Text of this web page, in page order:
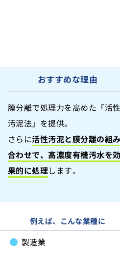
おすすめな理由
膜分離で処理力を高めた「活性
汚泥法」を提供。
さらに活性汚泥と膜分離の組み
合わせで、高濃度有機汚水を効
果的に処理します。
例えば、こんな業種に
製造業